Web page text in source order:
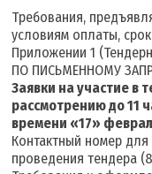
Требования,
условиям оплаты,
Приложении 1
ПО ПИСЬМЕННОМУ
Заявки на участие в
рассмотрению до 11
времени «17»
Контактный номер
проведения тендера